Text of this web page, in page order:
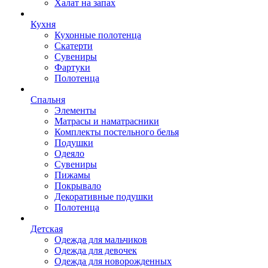
Халат на запах
Кухня
Кухонные полотенца
Скатерти
Сувениры
Фартуки
Полотенца
Спальня
Элементы
Матрасы и наматрасники
Комплекты постельного белья
Подушки
Одеяло
Сувениры
Пижамы
Покрывало
Декоративные подушки
Полотенца
Детская
Одежда для мальчиков
Одежда для девочек
Одежда для новорожденных